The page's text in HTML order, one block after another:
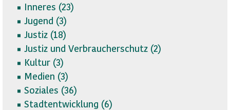
Inneres (23)
Jugend (3)
Justiz (18)
Justiz und Verbraucherschutz (2)
Kultur (3)
Medien (3)
Soziales (36)
Stadtentwicklung (6)